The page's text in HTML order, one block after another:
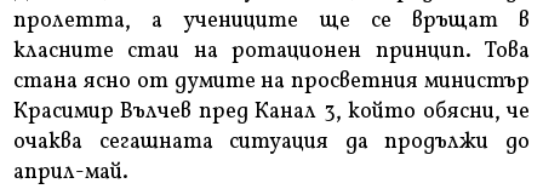
пролетта, а учениците ще се връщат в
класните стаи на ротационен принцип. Това
стана ясно от думите на просветния министър
Красимир Вълчев пред Канал 3, който обясни, че
очаква сегашната ситуация да продължи до
април-май.